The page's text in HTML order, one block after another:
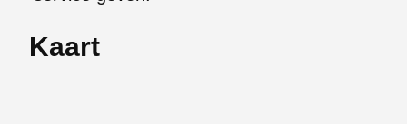
Kaart